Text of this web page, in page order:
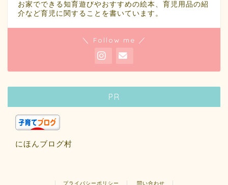
お家でできる知育遊びやおすすめの絵本、育児用品の紹
介など育児に関することを書いています。
＼ Follow me ／
PR
にほんブログ村
プライバシーポリシー 問い合わせ